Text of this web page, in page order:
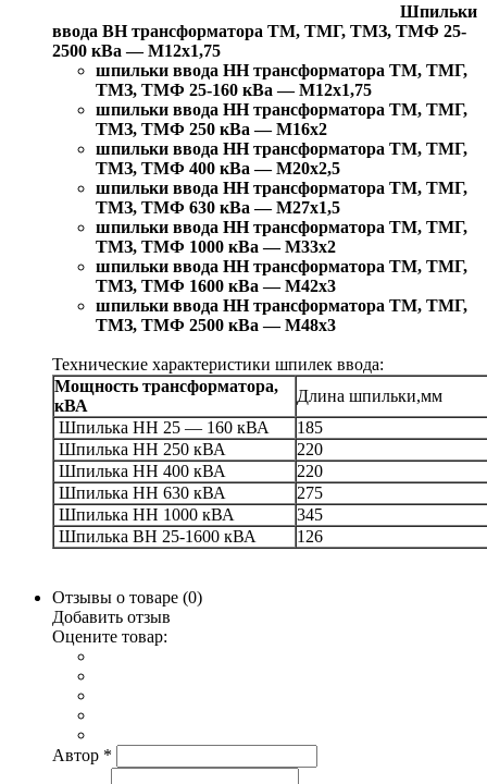
Шпильки
ввода ВН трансформатора ТМ, ТМГ, ТМЗ, ТМФ 25-
2500 кВа — М12х1,75
шпильки ввода НН трансформатора ТМ, ТМГ,
ТМЗ, ТМФ 25-160 кВа — М12х1,75
шпильки ввода НН трансформатора ТМ, ТМГ,
ТМЗ, ТМФ 250 кВа — М16х2
шпильки ввода НН трансформатора ТМ, ТМГ,
ТМЗ, ТМФ 400 кВа — М20х2,5
шпильки ввода НН трансформатора ТМ, ТМГ,
ТМЗ, ТМФ 630 кВа — М27х1,5
шпильки ввода НН трансформатора ТМ, ТМГ,
ТМЗ, ТМФ 1000 кВа — М33х2
шпильки ввода НН трансформатора ТМ, ТМГ,
ТМЗ, ТМФ 1600 кВа — М42х3
шпильки ввода НН трансформатора ТМ, ТМГ,
ТМЗ, ТМФ 2500 кВа — М48х3
Технические характеристики шпилек ввода:
Мощность трансформатора,
кВА
Длина шпильки,мм
Шпилька НН 25 — 160 кВА
185
Шпилька НН 250 кВА
220
Шпилька НН 400 кВА
220
Шпилька НН 630 кВА
275
Шпилька НН 1000 кВА
345
Шпилька ВН 25-1600 кВА
126
Отзывы о товаре (0)
Добавить отзыв
Оцените товар:
Автор *